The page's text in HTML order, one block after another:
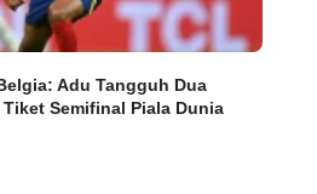
Adu Tangguh Dua
Semifinal Piala Dunia